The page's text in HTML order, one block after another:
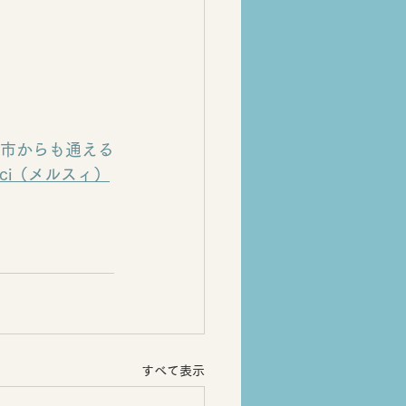
からも通える
（メルスィ）
すべて表示